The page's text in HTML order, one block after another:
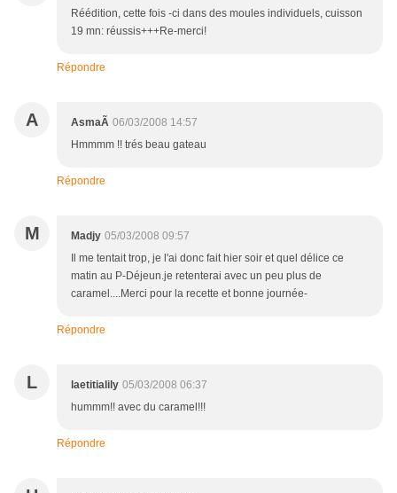
Réédition, cette fois -ci dans des moules individuels, cuisson
19 mn: réussis+++Re-merci!
Répondre
A AsmaÃ 06/03/2008 14:57
Hmmmm !! trés beau gateau
Répondre
M Madjy 05/03/2008 09:57
Il me tentait trop, je l'ai donc fait hier soir et quel délice ce
matin au P-Déjeun.je retenterai avec un peu plus de
caramel....Merci pour la recette et bonne journée-
Répondre
L laetitialily 05/03/2008 06:37
hummm!! avec du caramel!!!
Répondre